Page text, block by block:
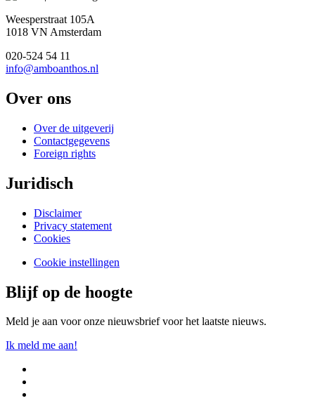
Weesperstraat 105A
1018 VN Amsterdam
020-524 54 11
info@amboanthos.nl
Over ons
Over de uitgeverij
Contactgegevens
Foreign rights
Juridisch
Disclaimer
Privacy statement
Cookies
Cookie instellingen
Blijf op de hoogte
Meld je aan voor onze nieuwsbrief voor het laatste nieuws.
Ik meld me aan!